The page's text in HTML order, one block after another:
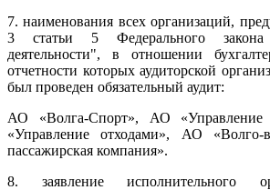
7. наименования всех организаций,
3 статьи 5 Федерального
деятельности", в отношении
отчетности которых аудиторской
был проведен обязательный аудит:
АО «Волга-Спорт», АО
«Управление отходами», АО «Волго-
пассажирская компания».
8. заявление исполнительного